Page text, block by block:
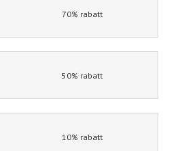
70% rabatt
50% rabatt
10% rabatt